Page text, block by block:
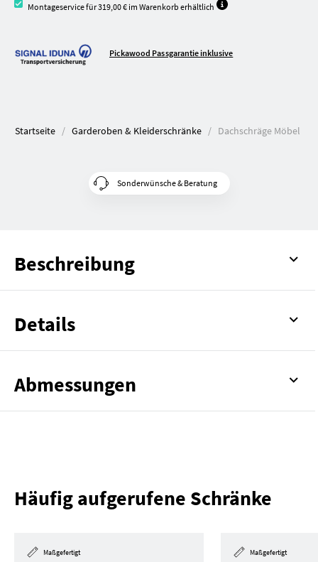
Montageservice für 319,00 € im Warenkorb erhältlich
Pickawood Passgarantie inklusive
Startseite Garderoben & Kleiderschränke Dachschräge Möbel
Sonderwünsche & Beratung
Beschreibung
Details
Abmessungen
Häufig aufgerufene Schränke
Maßgefertigt Maßgefertigt